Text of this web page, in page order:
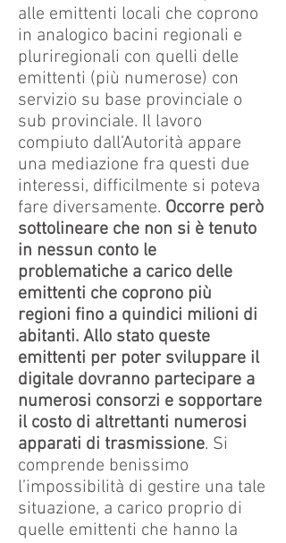
alle emittenti locali che coprono
in analogico bacini regionali e
pluriregionali con quelli delle
emittenti (più numerose) con
servizio su base provinciale o
sub provinciale. Il lavoro
compiuto dall’Autorità appare
una mediazione fra questi due
interessi, difficilmente si poteva
fare diversamente. Occorre però
sottolineare che non si è tenuto
in nessun conto le
problematiche a carico delle
emittenti che coprono più
regioni fino a quindici milioni di
abitanti. Allo stato queste
emittenti per poter sviluppare il
digitale dovranno partecipare a
numerosi consorzi e sopportare
il costo di altrettanti numerosi
apparati di trasmissione. Si
comprende benissimo
l’impossibilità di gestire una tale
situazione, a carico proprio di
quelle emittenti che hanno la